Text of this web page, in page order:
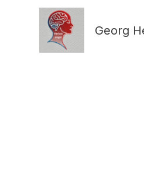
Georg